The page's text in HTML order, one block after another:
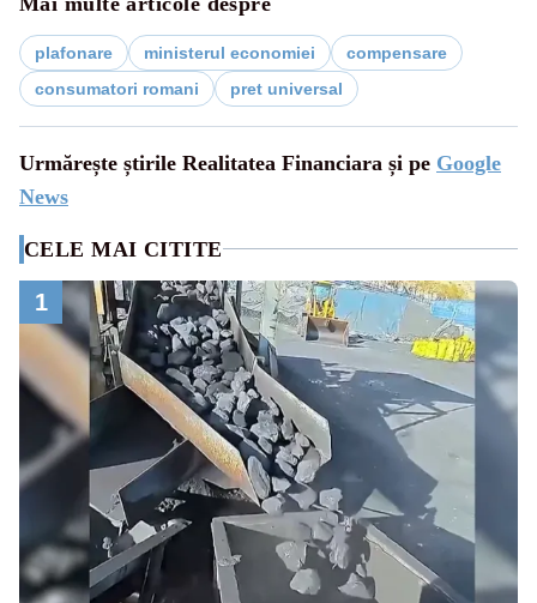
plafonare ministerul economiei
compensare
consumatori romani
pret universal
Urmărește știrile Realitatea Financiara și pe Google
News
CELE MAI CITITE
1